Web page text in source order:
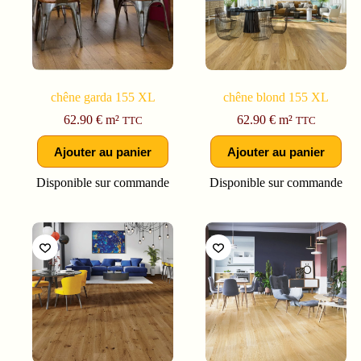
chêne garda 155 XL
62.90 €m² TTC
Ajouter au panier
Disponible sur commande
chêne blond 155 XL
62.90 €m² TTC
Ajouter au panier
Disponible sur commande